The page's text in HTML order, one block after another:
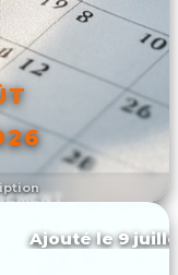
Ajouté le 9